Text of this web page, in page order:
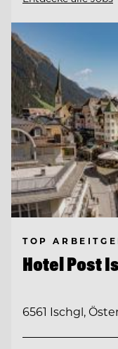
TOP
Hotel Post
6561 Ischgl,